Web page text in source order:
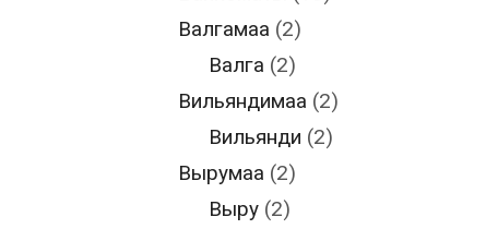
Валгамаа (2)
Валга (2)
Вильяндимаа (2)
Вильянди (2)
Вырумаа (2)
Выру (2)